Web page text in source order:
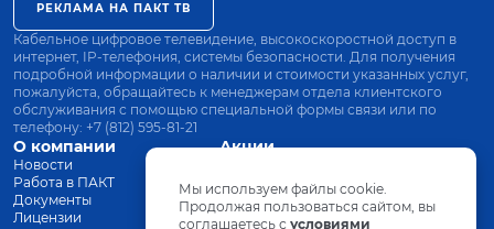
О компании
Новости
Работа в ПАКТ
Документы
Лицензии
Акции
Оплата
Оборудование
РЕКЛАМА НА ПАКТ ТВ
Кабельное цифровое телевидение, высокоскоростной доступ в
интернет, IP-телефония, системы безопасности. Для получения
подробной информации о наличии и стоимости указанных услуг,
пожалуйста, обращайтесь к менеджерам отдела клиентского
обслуживания с помощью специальной формы связи или по
телефону: +7 (812) 595-81-21
Мы используем файлы cookie.
Продолжая пользоваться сайтом, вы
соглашаетесь с условиями